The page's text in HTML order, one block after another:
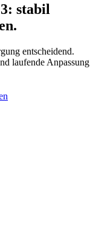
stabil
entscheidend.
laufende Anpassung